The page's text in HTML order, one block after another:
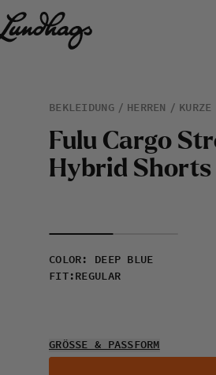
BEKLEIDUNG HERREN
Fulu Cargo Str
Hybrid Shorts
COLOR :
DEEP BLUE
FIT: REGULAR
GRÖSSE & PASSFORM